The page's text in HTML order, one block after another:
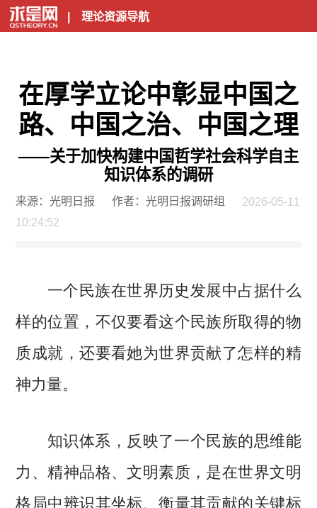
| 理论资源导航
在厚学立论中彰显中国之
路、中国之治、中国之理
——关于加快构建中国哲学社会科学自主
知识体系的调研
来源：光明日报 作者：光明日报调研组
2026-05-11
10:24:52
一个民族在世界历史发展中占据什么
样的位置，不仅要看这个民族所取得的物
质成就，还要看她为世界贡献了怎样的精
神力量。
知识体系，反映了一个民族的思维能
力、精神品格、文明素质，是在世界文明
格局中辨识其坐标、衡量其贡献的关键标